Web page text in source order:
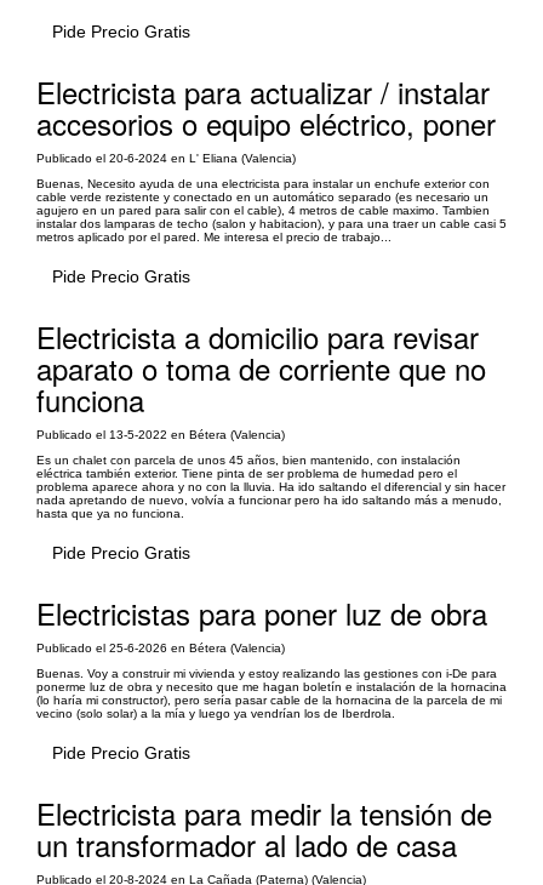
Pide Precio Gratis
Electricista para actualizar / instalar
accesorios o equipo eléctrico, poner
Publicado el 20-6-2024 en L' Eliana (Valencia)
Buenas, Necesito ayuda de una electricista para instalar un enchufe exterior con
cable verde rezistente y conectado en un automático separado (es necesario un
agujero en un pared para salir con el cable), 4 metros de cable maximo. Tambien
instalar dos lamparas de techo (salon y habitacion), y para una traer un cable casi 5
metros aplicado por el pared. Me interesa el precio de trabajo...
Pide Precio Gratis
Electricista a domicilio para revisar
aparato o toma de corriente que no
funciona
Publicado el 13-5-2022 en Bétera (Valencia)
Es un chalet con parcela de unos 45 años, bien mantenido, con instalación
eléctrica también exterior. Tiene pinta de ser problema de humedad pero el
problema aparece ahora y no con la lluvia. Ha ido saltando el diferencial y sin hacer
nada apretando de nuevo, volvía a funcionar pero ha ido saltando más a menudo,
hasta que ya no funciona.
Pide Precio Gratis
Electricistas para poner luz de obra
Publicado el 25-6-2026 en Bétera (Valencia)
Buenas. Voy a construir mi vivienda y estoy realizando las gestiones con i-De para
ponerme luz de obra y necesito que me hagan boletín e instalación de la hornacina
(lo haría mi constructor), pero sería pasar cable de la hornacina de la parcela de mi
vecino (solo solar) a la mía y luego ya vendrían los de Iberdrola.
Pide Precio Gratis
Electricista para medir la tensión de
un transformador al lado de casa
Publicado el 20-8-2024 en La Cañada (Paterna) (Valencia)